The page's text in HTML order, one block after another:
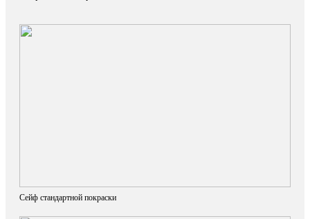
Сейф стандартной покраски